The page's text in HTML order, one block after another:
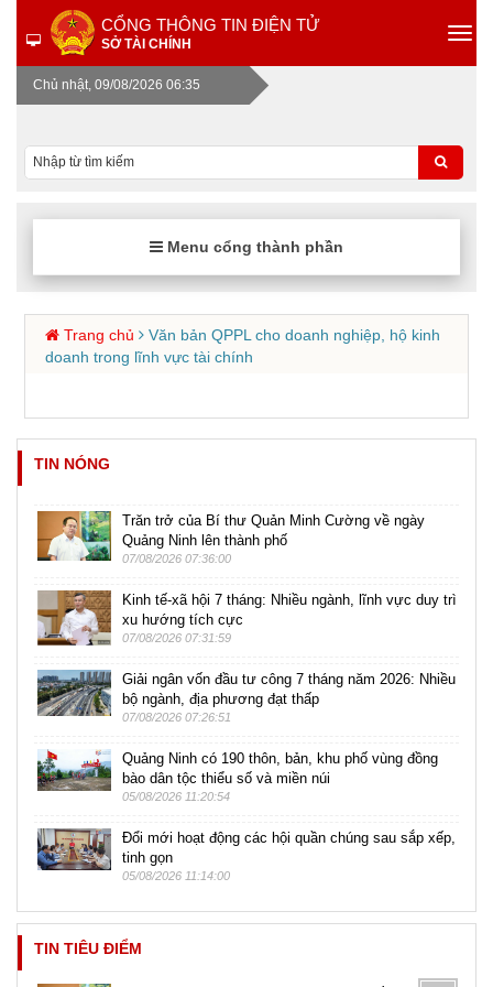
CỔNG THÔNG TIN ĐIỆN TỬ
SỞ TÀI CHÍNH
Chủ nhật, 09/08/2026 06:35
Menu cổng thành phần
Trang chủ
Văn bản QPPL cho doanh nghiệp, hộ kinh
doanh trong lĩnh vực tài chính
TIN NÓNG
Trăn trở của Bí thư Quản Minh Cường về ngày
Quảng Ninh lên thành phố
07/08/2026 07:36:00
Kinh tế-xã hội 7 tháng: Nhiều ngành, lĩnh vực duy trì
xu hướng tích cực
07/08/2026 07:31:59
Giải ngân vốn đầu tư công 7 tháng năm 2026: Nhiều
bộ ngành, địa phương đạt thấp
07/08/2026 07:26:51
Quảng Ninh có 190 thôn, bản, khu phố vùng đồng
bào dân tộc thiểu số và miền núi
05/08/2026 11:20:54
Đổi mới hoạt động các hội quần chúng sau sắp xếp,
tinh gọn
05/08/2026 11:14:00
TIN TIÊU ĐIỂM